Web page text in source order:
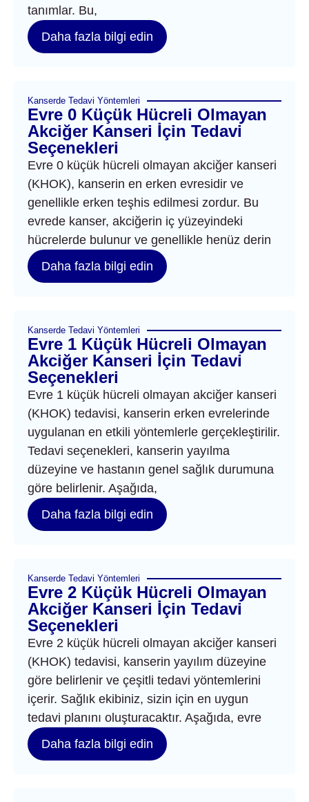
tanımlar. Bu,
Daha fazla bilgi edin
Kanserde Tedavi Yöntemleri
Evre 0 Küçük Hücreli Olmayan
Akciğer Kanseri İçin Tedavi
Seçenekleri
Evre 0 küçük hücreli olmayan akciğer kanseri
(KHOK), kanserin en erken evresidir ve
genellikle erken teşhis edilmesi zordur. Bu
evrede kanser, akciğerin iç yüzeyindeki
hücrelerde bulunur ve genellikle henüz derin
Daha fazla bilgi edin
Kanserde Tedavi Yöntemleri
Evre 1 Küçük Hücreli Olmayan
Akciğer Kanseri İçin Tedavi
Seçenekleri
Evre 1 küçük hücreli olmayan akciğer kanseri
(KHOK) tedavisi, kanserin erken evrelerinde
uygulanan en etkili yöntemlerle gerçekleştirilir.
Tedavi seçenekleri, kanserin yayılma
düzeyine ve hastanın genel sağlık durumuna
göre belirlenir. Aşağıda,
Daha fazla bilgi edin
Kanserde Tedavi Yöntemleri
Evre 2 Küçük Hücreli Olmayan
Akciğer Kanseri İçin Tedavi
Seçenekleri
Evre 2 küçük hücreli olmayan akciğer kanseri
(KHOK) tedavisi, kanserin yayılım düzeyine
göre belirlenir ve çeşitli tedavi yöntemlerini
içerir. Sağlık ekibiniz, sizin için en uygun
tedavi planını oluşturacaktır. Aşağıda, evre
Daha fazla bilgi edin